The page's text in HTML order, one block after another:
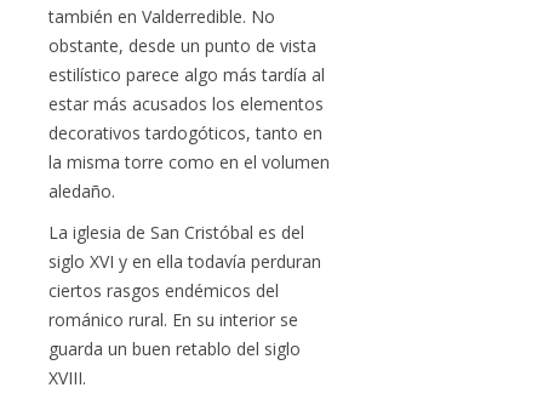
también en Valderredible. No
obstante, desde un punto de vista
estilístico parece algo más tardía al
estar más acusados los elementos
decorativos tardogóticos, tanto en
la misma torre como en el volumen
aledaño.
La iglesia de San Cristóbal es del
siglo XVI y en ella todavía perduran
ciertos rasgos endémicos del
románico rural. En su interior se
guarda un buen retablo del siglo
XVIII.